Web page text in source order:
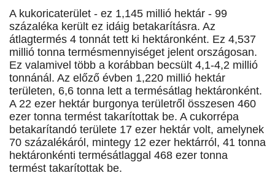
A kukoricaterület - ez 1,145 millió hektár - 99
százaléka került ez idáig betakarításra. Az
átlagtermés 4 tonnát tett ki hektáronként. Ez 4,537
millió tonna termésmennyiséget jelent országosan.
Ez valamivel több a korábban becsült 4,1-4,2 millió
tonnánál. Az előző évben 1,220 millió hektár
területen, 6,6 tonna lett a termésátlag hektáronként.
A 22 ezer hektár burgonya területről összesen 460
ezer tonna termést takarítottak be. A cukorrépa
betakarítandó területe 17 ezer hektár volt, amelynek
70 százalékáról, mintegy 12 ezer hektárról, 41 tonna
hektáronkénti termésátlaggal 468 ezer tonna
termést takarítottak be.